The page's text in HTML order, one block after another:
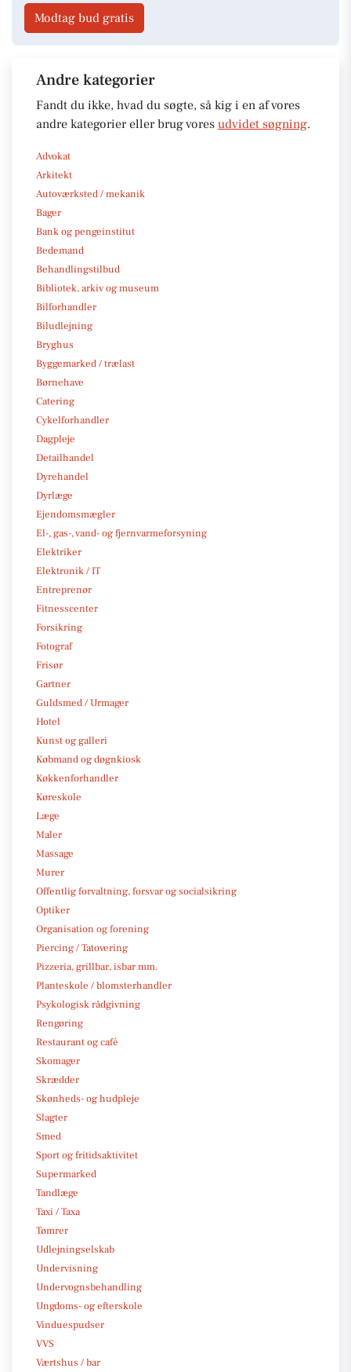
Modtag bud gratis
Andre kategorier
Fandt du ikke, hvad du søgte, så kig i en af vores
andre kategorier eller brug vores udvidet søgning.
Advokat
Arkitekt
Autoværksted / mekanik
Bager
Bank og pengeinstitut
Bedemand
Behandlingstilbud
Bibliotek, arkiv og museum
Bilforhandler
Biludlejning
Bryghus
Byggemarked / trælast
Børnehave
Catering
Cykelforhandler
Dagpleje
Detailhandel
Dyrehandel
Dyrlæge
Ejendomsmægler
El-, gas-, vand- og fjernvarmeforsyning
Elektriker
Elektronik / IT
Entreprenør
Fitnesscenter
Forsikring
Fotograf
Frisør
Gartner
Guldsmed / Urmager
Hotel
Kunst og galleri
Købmand og døgnkiosk
Køkkenforhandler
Køreskole
Læge
Maler
Massage
Murer
Offentlig forvaltning, forsvar og socialsikring
Optiker
Organisation og forening
Piercing / Tatovering
Pizzeria, grillbar, isbar mm.
Planteskole / blomsterhandler
Psykologisk rådgivning
Rengøring
Restaurant og café
Skomager
Skrædder
Skønheds- og hudpleje
Slagter
Smed
Sport og fritidsaktivitet
Supermarked
Tandlæge
Taxi / Taxa
Tømrer
Udlejningselskab
Undervisning
Undervognsbehandling
Ungdoms- og efterskole
Vinduespudser
VVS
Værtshus / bar